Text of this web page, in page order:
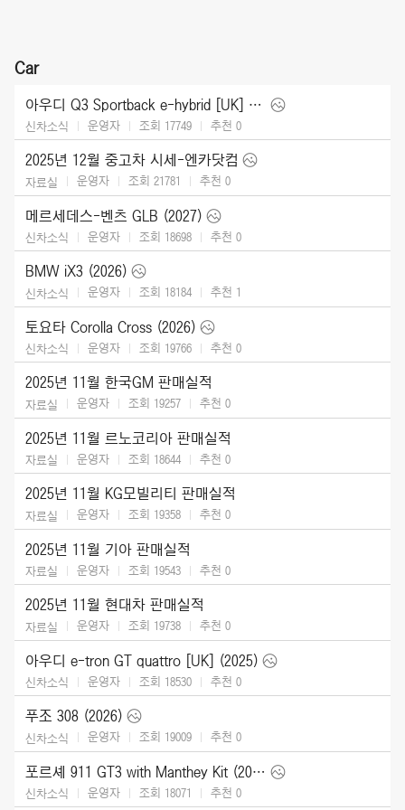
Car
아우디 Q3 Sportback e-hybrid [UK] (2026)
신차소식 운영자 조회 17749 추천 0
2025년 12월 중고차 시세-엔카닷컴
자료실 운영자 조회 21781 추천 0
메르세데스-벤츠 GLB (2027)
신차소식 운영자 조회 18698 추천 0
BMW iX3 (2026)
신차소식 운영자 조회 18184 추천 1
토요타 Corolla Cross (2026)
신차소식 운영자 조회 19766 추천 0
2025년 11월 한국GM 판매실적
자료실 운영자 조회 19257 추천 0
2025년 11월 르노코리아 판매실적
자료실 운영자 조회 18644 추천 0
2025년 11월 KG모빌리티 판매실적
자료실 운영자 조회 19358 추천 0
2025년 11월 기아 판매실적
자료실 운영자 조회 19543 추천 0
2025년 11월 현대차 판매실적
자료실 운영자 조회 19738 추천 0
아우디 e-tron GT quattro [UK] (2025)
신차소식 운영자 조회 18530 추천 0
푸조 308 (2026)
신차소식 운영자 조회 19009 추천 0
포르셰 911 GT3 with Manthey Kit (2026)
신차소식 운영자 조회 18071 추천 0